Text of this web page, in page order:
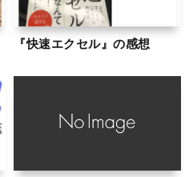
『快速エクセル』の感想